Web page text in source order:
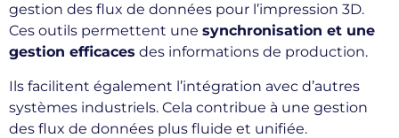
gestion des flux de données pour l’impression 3D.
Ces outils permettent une synchronisation et une
gestion efficaces des informations de production.
Ils facilitent également l’intégration avec d’autres
systèmes industriels. Cela contribue à une gestion
des flux de données plus fluide et unifiée.